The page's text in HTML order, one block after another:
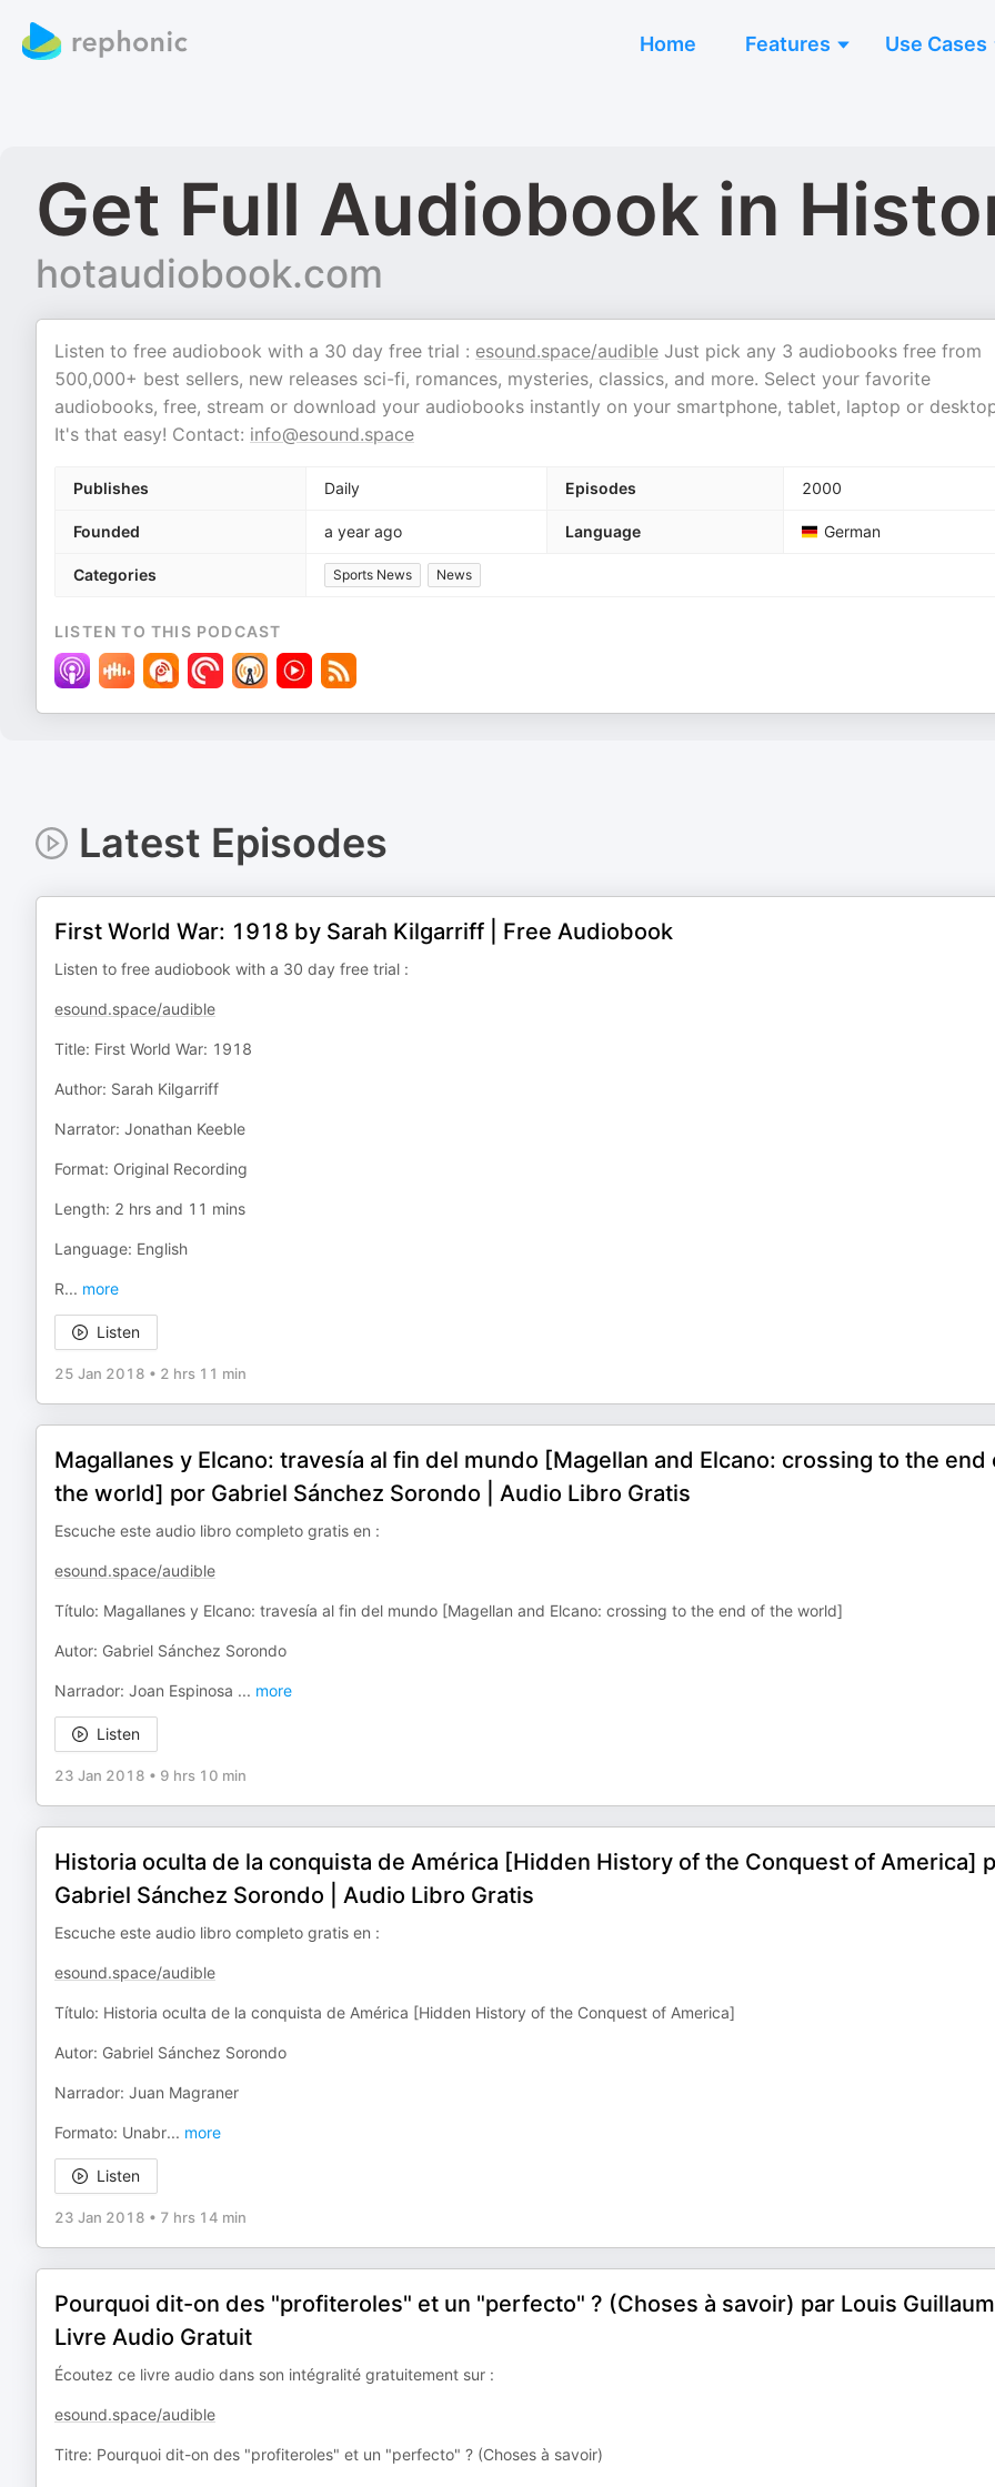
Home Features Use Cases
Get Full Audiobook in
hotaudiobook.com
Listen to free audiobook with a 30 day free trial : esound.space/audible Just pick any 3 audiobooks free from
500,000+ best sellers, new releases sci-fi, romances, mysteries, classics, and more. Select your favorite
audiobooks, free, stream or download your audiobooks instantly on your smartphone, tablet, laptop or
It's that easy! Contact: info@esound.space
Publishes Daily Episodes 2000
Founded a year ago Language German
Categories Sports News News
LISTEN TO THIS PODCAST
Latest Episodes
First World War: 1918 by Sarah Kilgarriff | Free Audiobook
Listen to free audiobook with a 30 day free trial :
esound.space/audible
Title: First World War: 1918
Author: Sarah Kilgarriff
Narrator: Jonathan Keeble
Format: Original Recording
Length: 2 hrs and 11 mins
Language: English
R... more
Listen
25 Jan 2018 • 2 hrs 11 min
Magallanes y Elcano: travesía al fin del mundo [Magellan and Elcano: crossing to the end
the world] por Gabriel Sánchez Sorondo | Audio Libro Gratis
Escuche este audio libro completo gratis en :
esound.space/audible
Título: Magallanes y Elcano: travesía al fin del mundo [Magellan and Elcano: crossing to the end of the world]
Autor: Gabriel Sánchez Sorondo
Narrador: Joan Espinosa ... more
Listen
23 Jan 2018 • 9 hrs 10 min
Historia oculta de la conquista de América [Hidden History of the Conquest of America]
Gabriel Sánchez Sorondo | Audio Libro Gratis
Escuche este audio libro completo gratis en :
esound.space/audible
Título: Historia oculta de la conquista de América [Hidden History of the Conquest of America]
Autor: Gabriel Sánchez Sorondo
Narrador: Juan Magraner
Formato: Unabr... more
Listen
23 Jan 2018 • 7 hrs 14 min
Pourquoi dit-on des "profiteroles" et un "perfecto" ? (Choses à savoir) par Louis
Livre Audio Gratuit
Écoutez ce livre audio dans son intégralité gratuitement sur :
esound.space/audible
Titre: Pourquoi dit-on des "profiteroles" et un "perfecto" ? (Choses à savoir)